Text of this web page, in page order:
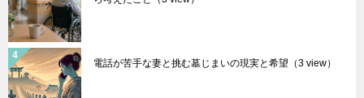
電話が苦手な妻と挑む墓じまいの現実と希望 （3 view）